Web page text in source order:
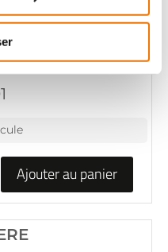
600 FAZER
Ajouter au panier